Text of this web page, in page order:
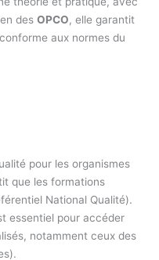
desOPCO, elle garantit
aux normes du
pour les organismes
que les formations
National Qualité).
essentiel pour accéder
notamment ceux des